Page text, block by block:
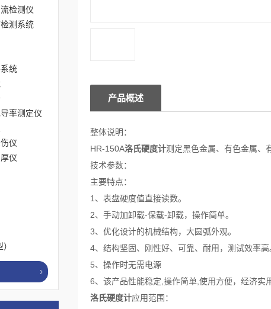
产品概述
整体说明：
HR-150A洛氏硬度计测定黑色金属、有色金属、
技术参数：
主要特点：
1、表盘硬度值直接读数。
2、手动加卸载-保载-卸载，操作简单。
3、优化设计的机械结构，大圆弧外观。
4、结构坚固、刚性好、可靠、耐用，测试效率高
5、操作时无需电源
6、该产品性能稳定,操作简单,使用方便，经济实用
洛氏硬度计应用范围：
检测仪
测系统
统
率测定仪
仪
仪